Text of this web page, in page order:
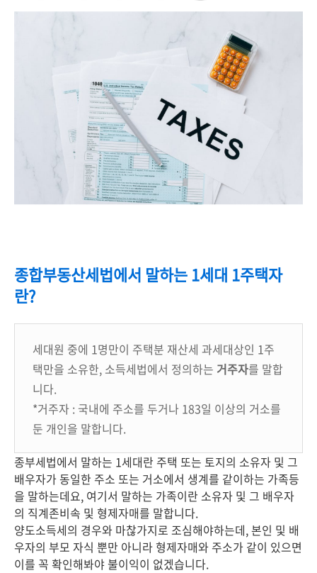
종합부동산세법에서 말하는 1세대 1주택자
란?
세대원 중에 1명만이 주택분 재산세 과세대상인 1주
택만을 소유한, 소득세법에서 정의하는 거주자를 말합
니다.
*거주자 : 국내에 주소를 두거나 183일 이상의 거소를
둔 개인을 말합니다.
종부세법에서 말하는 1세대란 주택 또는 토지의 소유자 및 그
배우자가 동일한 주소 또는 거소에서 생계를 같이하는 가족등
을 말하는데요, 여기서 말하는 가족이란 소유자 및 그 배우자
의 직계존비속 및 형제자매를 말합니다.
양도소득세의 경우와 마찮가지로 조심해야하는데, 본인 및 배
우자의 부모 자식 뿐만 아니라 형제자매와 주소가 같이 있으면
이를 꼭 확인해봐야 불이익이 없겠습니다.